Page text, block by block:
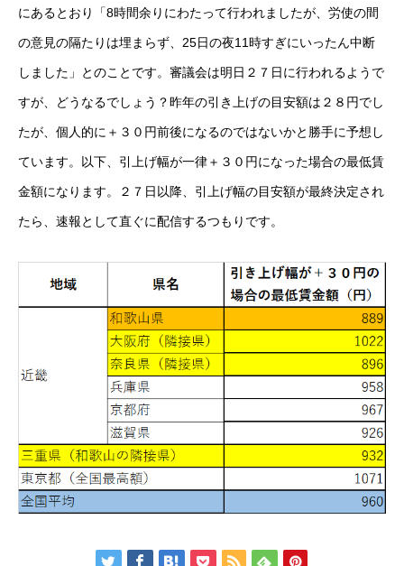
にあるとおり「8時間余りにわたって行われましたが、労使の間
の意見の隔たりは埋まらず、25日の夜11時すぎにいったん中断
しました」とのことです。審議会は明日２７日に行われるようで
すが、どうなるでしょう？昨年の引き上げの目安額は２８円でし
たが、個人的に＋３０円前後になるのではないかと勝手に予想し
ています。以下、引上げ幅が一律＋３０円になった場合の最低賃
金額になります。２７日以降、引上げ幅の目安額が最終決定され
たら、速報として直ぐに配信するつもりです。